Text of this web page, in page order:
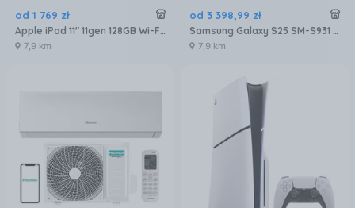
od 1 769 zł
Apple iPad 11" 11gen 128GB Wi-Fi Srebrny (MD3Y4HCA)
7,9 km
od 3 398,99 zł
Samsung Galaxy S25 SM-S931 12/256GB Granatowy
7,9 km